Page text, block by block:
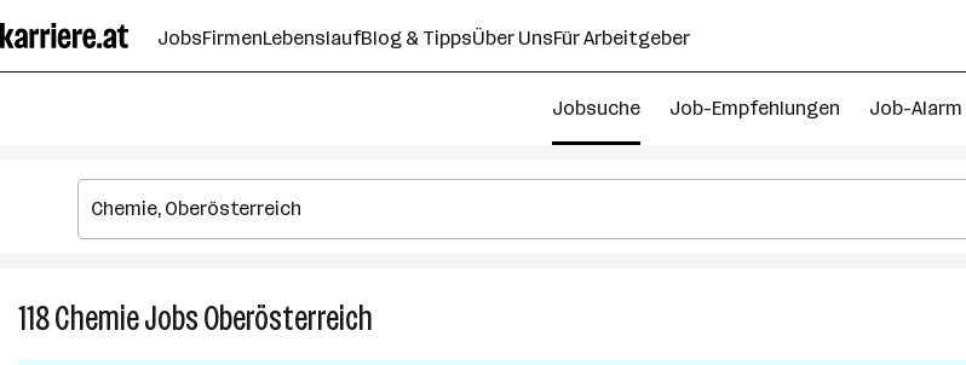
Seiteninhalt
springen
JobsFirmenLebenslaufBlog & TippsÜber UnsFür Arbeitgeber
Jobsuche Job-Empfehlungen Job-Alarm
118ChemieJobsOberösterreich